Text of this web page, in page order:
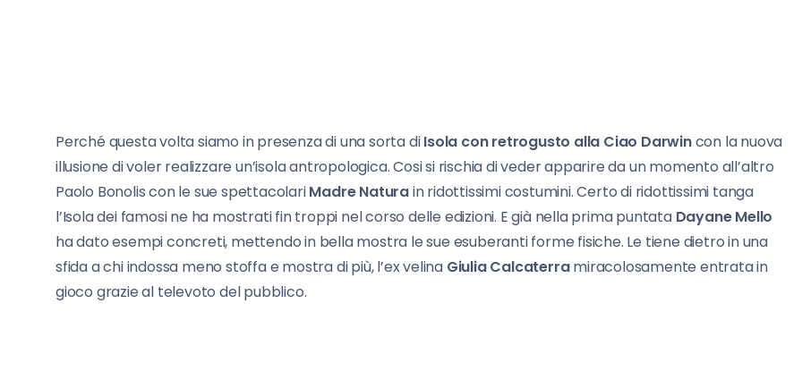
Perché questa volta siamo in presenza di una sorta diIsola con retrogusto alla Ciao Darwincon la nuova
illusione di voler realizzare un’isola antropologica. Cosi si rischia di veder apparire da un momento all’altro
Paolo Bonolis con le sue spettacolariMadre Naturain ridottissimi costumini. Certo di ridottissimi tanga
l’Isola dei famosi ne ha mostrati fin troppi nel corso delle edizioni. E già nella prima puntata Dayane Mello
ha dato esempi concreti, mettendo in bella mostra le sue esuberanti forme fisiche. Le tiene dietro in una
sfida a chi indossa meno stoffa e mostra di più, l’ex velina Giulia Calcaterramiracolosamente entrata in
gioco grazie al televoto del pubblico.